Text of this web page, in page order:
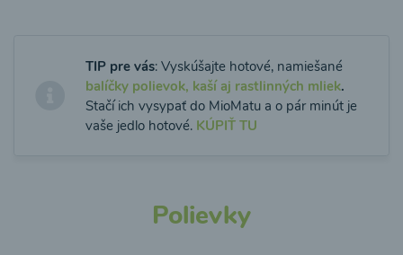
TIP pre vás: Vyskúšajte hotové, namiešané
balíčky polievok, kaší aj rastlinných mliek.
Stačí ich vysypať do MioMatu a o pár minút je
vaše jedlo hotové. KÚPIŤ TU
Polievky